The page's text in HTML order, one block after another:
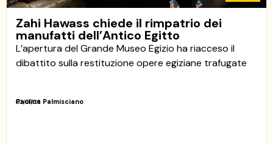
Zahi Hawass chiede il rimpatrio dei
manufatti dell’Antico Egitto
L’apertura del Grande Museo Egizio ha riacceso il
dibattito sulla restituzione opere egiziane trafugate
02/01/26
Paolina Palmisciano